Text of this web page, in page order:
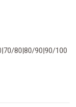
80|80/90|90/100